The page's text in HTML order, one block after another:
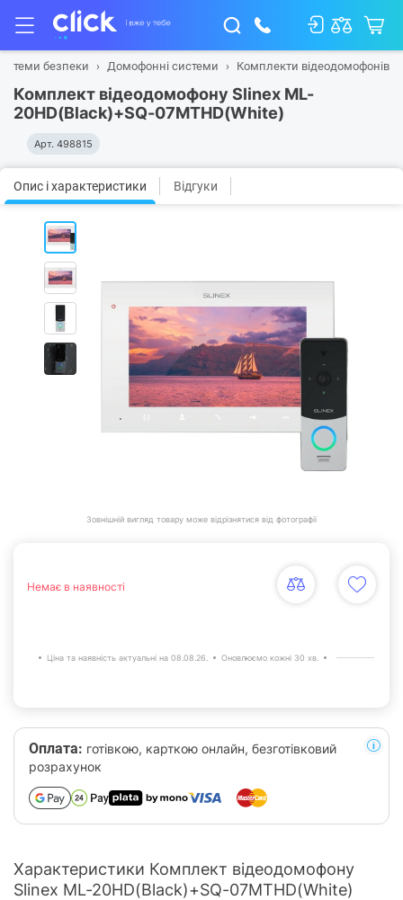
безпеки Домофонні системи Комплекти відеодомофонів
Комплект відеодомофону Slinex ML-
20HD(Black)+SQ-07MTHD(White)
Арт. 498815
Опис і характеристики Відгуки
Зовнішній вигляд товару може відрізнятися від фотографії
Немає в наявності
Ціна та наявність актуальні на 08.08.26. Оновлюємо кожні 30 хв.
Оплата: готівкою, карткою онлайн, безготівковий
розрахунок
Характеристики Комплект відеодомофону
Slinex ML-20HD(Black)+SQ-07MTHD(White)